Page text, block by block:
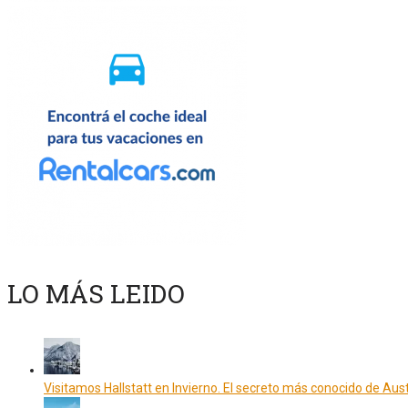
LO MÁS LEIDO
Visitamos Hallstatt en Invierno. El secreto más conocido de